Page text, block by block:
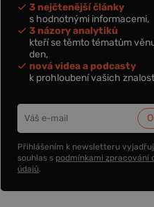
3 nejčtenější články
s hodnotnými informacemi,
3 názory analytiků
kteří se těmto tématům
den,
nová videa a podcasty
k prohloubení vašich
Přihlášením k newsletteru
souhlas s podmínkami zpracování
údajů.